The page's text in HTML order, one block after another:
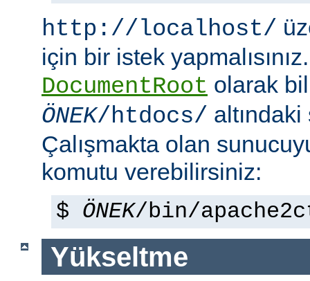
http://localhost/
için bir istek
DocumentRoot olarak
ÖNEK/htdocs/
Çalışmakta olan
komutu verebilirsiniz:
$ ÖNEK/bin/
Yükseltme